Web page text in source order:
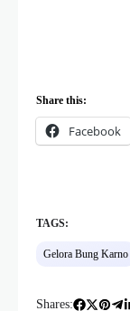
Share this:
Facebook
TAGS:
Gelora Bung Karno
Shares: